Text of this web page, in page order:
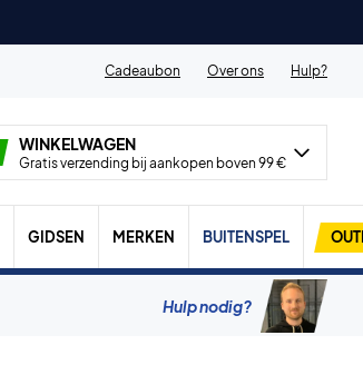
Cadeaubon
Over ons Hulp?
WINKELWAGEN
Gratis verzending bij aankopen boven 99 €
GIDSEN MERKEN BUITENSPEL
Hulp nodig?